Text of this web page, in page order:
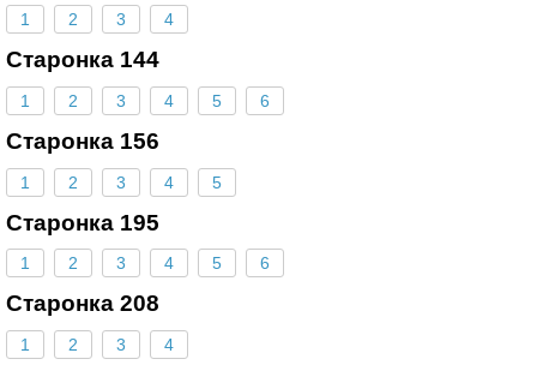
1 2 3 4
Старонка 144
1 2 3 4 5 6
Старонка 156
1 2 3 4 5
Старонка 195
1 2 3 4 5 6
Старонка 208
1 2 3 4